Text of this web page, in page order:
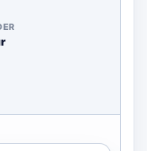
ke lokasi
dan arah hadap saat